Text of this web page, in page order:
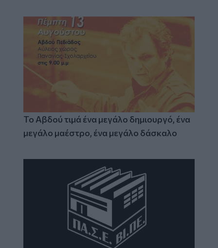
Το Αβδού τιμά ένα μεγάλο δημιουργό, ένα
μεγάλο μαέστρο, ένα μεγάλο δάσκαλο